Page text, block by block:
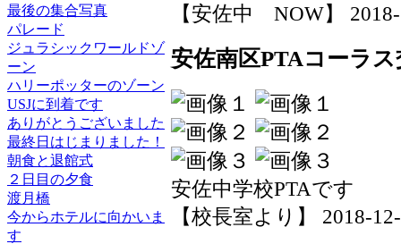
最後の集合写真
パレード
ジュラシックワールドゾ
ーン
ハリーポッターのゾーン
USJに到着です
ありがとうございました
最終日はじまりました！
朝食と退館式
２日目の夕食
渡月橋
今からホテルに向かいま
す
【安佐中 NOW】
安佐南区PTAコーラス
安佐中学校PTAです
【校長室より】 2018-